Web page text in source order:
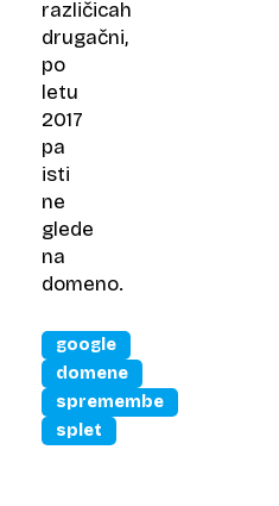
različicah
drugačni,
po
letu
2017
pa
isti
ne
glede
na
domeno.
google
domene
spremembe
splet